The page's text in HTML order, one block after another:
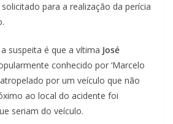
para a realização da perícia
suspeita é que a vítima José
conhecido por ‘Marcelo
por um veículo que não
ao local do acidente foi
seriam do veículo.